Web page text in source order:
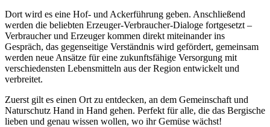
Dort wird es eine Hof- und Ackerführung geben. Anschließend
werden die beliebten Erzeuger-Verbraucher-Dialoge fortgesetzt –
Verbraucher und Erzeuger kommen direkt miteinander ins
Gespräch, das gegenseitige Verständnis wird gefördert, gemeinsam
werden neue Ansätze für eine zukunftsfähige Versorgung mit
verschiedensten Lebensmitteln aus der Region entwickelt und
verbreitet.
Zuerst gilt es einen Ort zu entdecken, an dem Gemeinschaft und
Naturschutz Hand in Hand gehen. Perfekt für alle, die das Bergische
lieben und genau wissen wollen, wo ihr Gemüse wächst!